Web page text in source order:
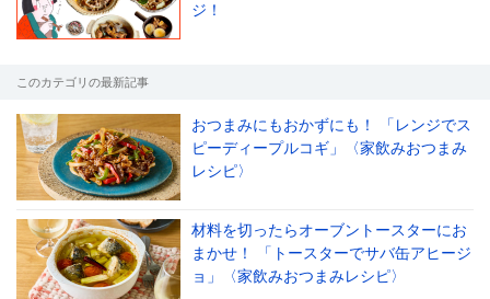
ジ！
このカテゴリの最新記事
おつまみにもおかずにも！ 「レンジでス
ピーディープルコギ」〈家飲みおつまみ
レシピ〉
材料を切ったらオーブントースターにお
まかせ！ 「トースターでサバ缶アヒージ
ョ」〈家飲みおつまみレシピ〉